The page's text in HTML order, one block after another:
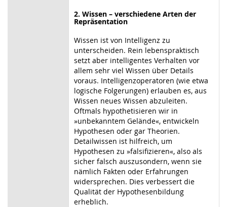
2. Wissen – verschiedene Arten der
Repräsentation
Wissen ist von Intelligenz zu
unterscheiden. Rein lebenspraktisch
setzt aber intelligentes Verhalten vor
allem sehr viel Wissen über Details
voraus. Intelligenzoperatoren (wie etwa
logische Folgerungen) erlauben es, aus
Wissen neues Wissen abzuleiten.
Oftmals hypothetisieren wir in
»unbekanntem Gelände«, entwickeln
Hypothesen oder gar Theorien.
Detailwissen ist hilfreich, um
Hypothesen zu »falsifizieren«, also als
sicher falsch auszusondern, wenn sie
nämlich Fakten oder Erfahrungen
widersprechen. Dies verbessert die
Qualität der Hypothesenbildung
erheblich.